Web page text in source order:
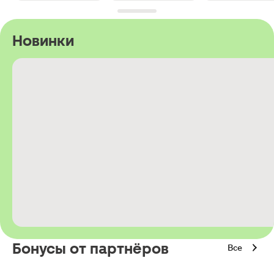
Новинки
Бонусы от партнёров Все